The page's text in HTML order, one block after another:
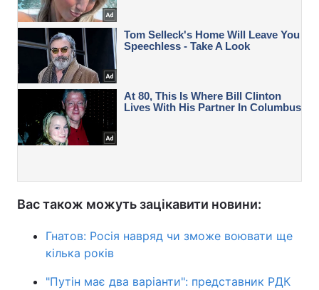
Вас також можуть зацікавити новини:
Гнатов: Росія навряд чи зможе воювати ще
кілька років
"Путін має два варіанти": представник РДК